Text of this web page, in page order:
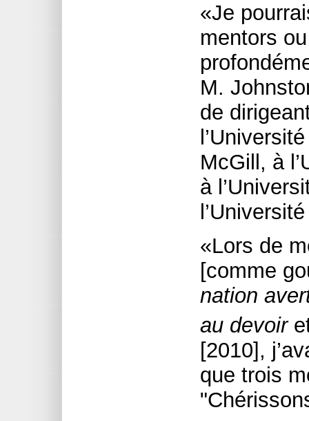
«Je
mentors
M.
de
McGill, à
à
«Lors de
[comme
nation
au devoir
[2010],
que trois